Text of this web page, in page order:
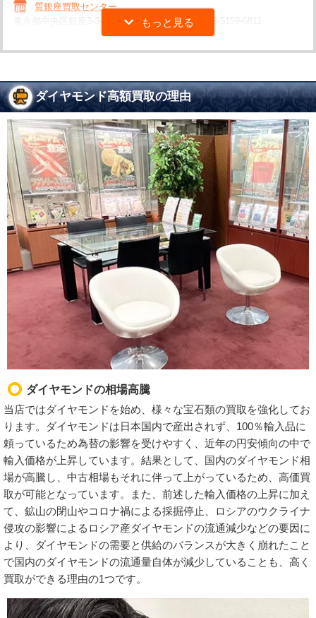
質銀座買取センター
東京都中央区銀座3-3-7 サカイリ9ビル1F-B1F
03-5159-6811
ダイヤモンド高額買取の理由
ダイヤモンドの相場高騰
当店ではダイヤモンドを始め、様々な宝石類の買取を強化してお
ります。ダイヤモンドは日本国内で産出されず、100％輸入品に
頼っているため為替の影響を受けやすく、近年の円安傾向の中で
輸入価格が上昇しています。結果として、国内のダイヤモンド相
場が高騰し、中古相場もそれに伴って上がっているため、高価買
取が可能となっています。また、前述した輸入価格の上昇に加え
て、鉱山の閉山やコロナ禍による採掘停止、ロシアのウクライナ
侵攻の影響によるロシア産ダイヤモンドの流通減少などの要因に
より、ダイヤモンドの需要と供給のバランスが大きく崩れたこと
で国内のダイヤモンドの流通量自体が減少していることも、高く
買取ができる理由の1つです。